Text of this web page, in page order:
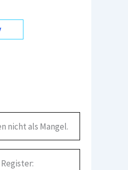
nicht als Mangel.